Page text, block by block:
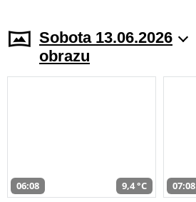
Sobota 13.06.2026
obrazu
06:08 9,4 °C 07:08